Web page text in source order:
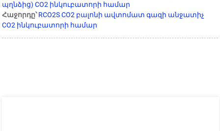
պղնձից) CO2 ինկուբատորի համար
Հաջորդը՝ RCO2S CO2 բալոնի ավտոմատ գազի անջատիչ
CO2 ինկուբատորի համար